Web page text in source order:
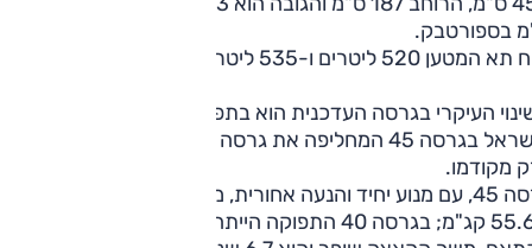
בספורטבק.
520 ליטרים ו-535 ליטרים בספורטבק.
העיקרי בגרסה העדכנית הוא בתפוקה; הדגם המחודש מוצע
מקודמו.